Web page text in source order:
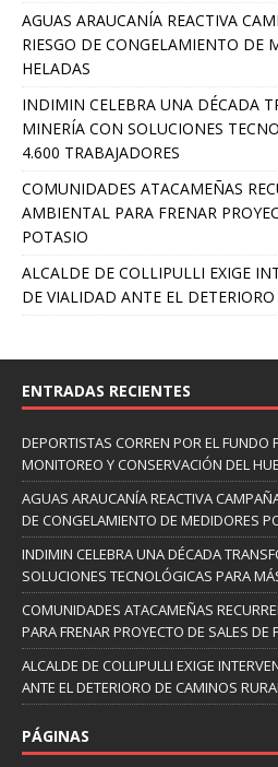
AGUAS ARAUCANÍA REACTIVA
RIESGO DE CONGELAMIENTO DE
HELADAS
INDIMIN CELEBRA UNA DÉCADA
MINERÍA CON SOLUCIONES
4.600 TRABAJADORES
COMUNIDADES ATACAMEÑAS
AMBIENTAL PARA FRENAR
POTASIO
ALCALDE DE COLLIPULLI EXIGE
DE VIALIDAD ANTE EL
ENTRADAS RECIENTES
DEPORTISTAS CORREN POR EL FUNDO
MONITOREO Y CONSERVACIÓN DEL
AGUAS ARAUCANÍA REACTIVA
DE CONGELAMIENTO DE MEDIDORES
INDIMIN CELEBRA UNA DÉCADA
SOLUCIONES TECNOLÓGICAS PARA
COMUNIDADES ATACAMEÑAS
PARA FRENAR PROYECTO DE SALES DE
ALCALDE DE COLLIPULLI EXIGE
ANTE EL DETERIORO DE CAMINOS
PÁGINAS